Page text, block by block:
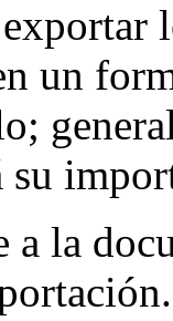
un
a la